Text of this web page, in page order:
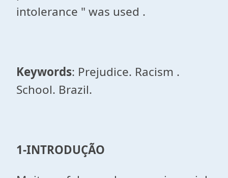
intolerance " was used .
Keywords: Prejudice. Racism .
School. Brazil.
1-INTRODUÇÃO